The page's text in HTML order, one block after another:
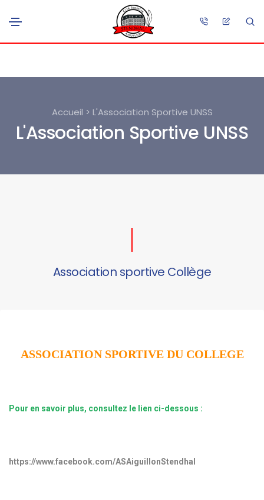
Accueil > L'Association Sportive UNSS
L'Association Sportive UNSS
Association sportive Collège
ASSOCIATION SPORTIVE DU COLLEGE
Pour en savoir plus, consultez le lien ci-dessous :
https://www.facebook.com/ASAiguillonStendhal